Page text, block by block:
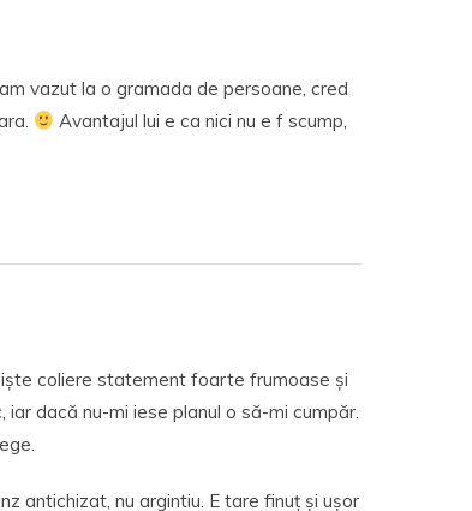
vazut la o gramada de persoane, cred
Avantajul lui e ca nici nu e f scump,
coliere statement foarte frumoase și
dacă nu-mi iese planul o să-mi cumpăr.
antichizat, nu argintiu. E tare finuț și ușor